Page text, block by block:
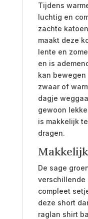
Tijdens
luchtig en
zachte
maakt deze
lente en
en is
kan
zwaar of
dagje
gewoon
is makkelijk
dragen.
De sage
verschillende
compleet
deze short
raglan shirt